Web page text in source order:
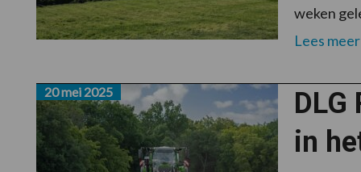
weken
Lees meer
in
20 mei 2025